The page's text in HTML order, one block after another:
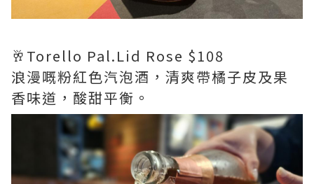
🥂Torello Pal.Lid Rose $108
浪漫嘅粉紅色汽泡酒，清爽帶橘子皮及果
香味道，酸甜平衡。